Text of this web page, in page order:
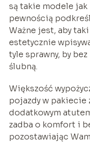
są takie modele jak
pewnością
Ważne jest, aby
estetycznie
tyle sprawny, by
ślubną.
Większość
pojazdy w
dodatkowym
zadba o komfort i
pozostawiając